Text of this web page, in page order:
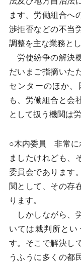
ます。労働組合へ
渉拒否などの不当
調整を主な業務と
労使紛争の解決
だいまご指摘いた
センターのほか
も、労働組合と会
として扱う機関は
○木内委員 非常に
ましたけれども、
委員会であります
関として、その存
ります。
しかしながら、
いては裁判所とい
す。そこで解決し
うふうに多くの都